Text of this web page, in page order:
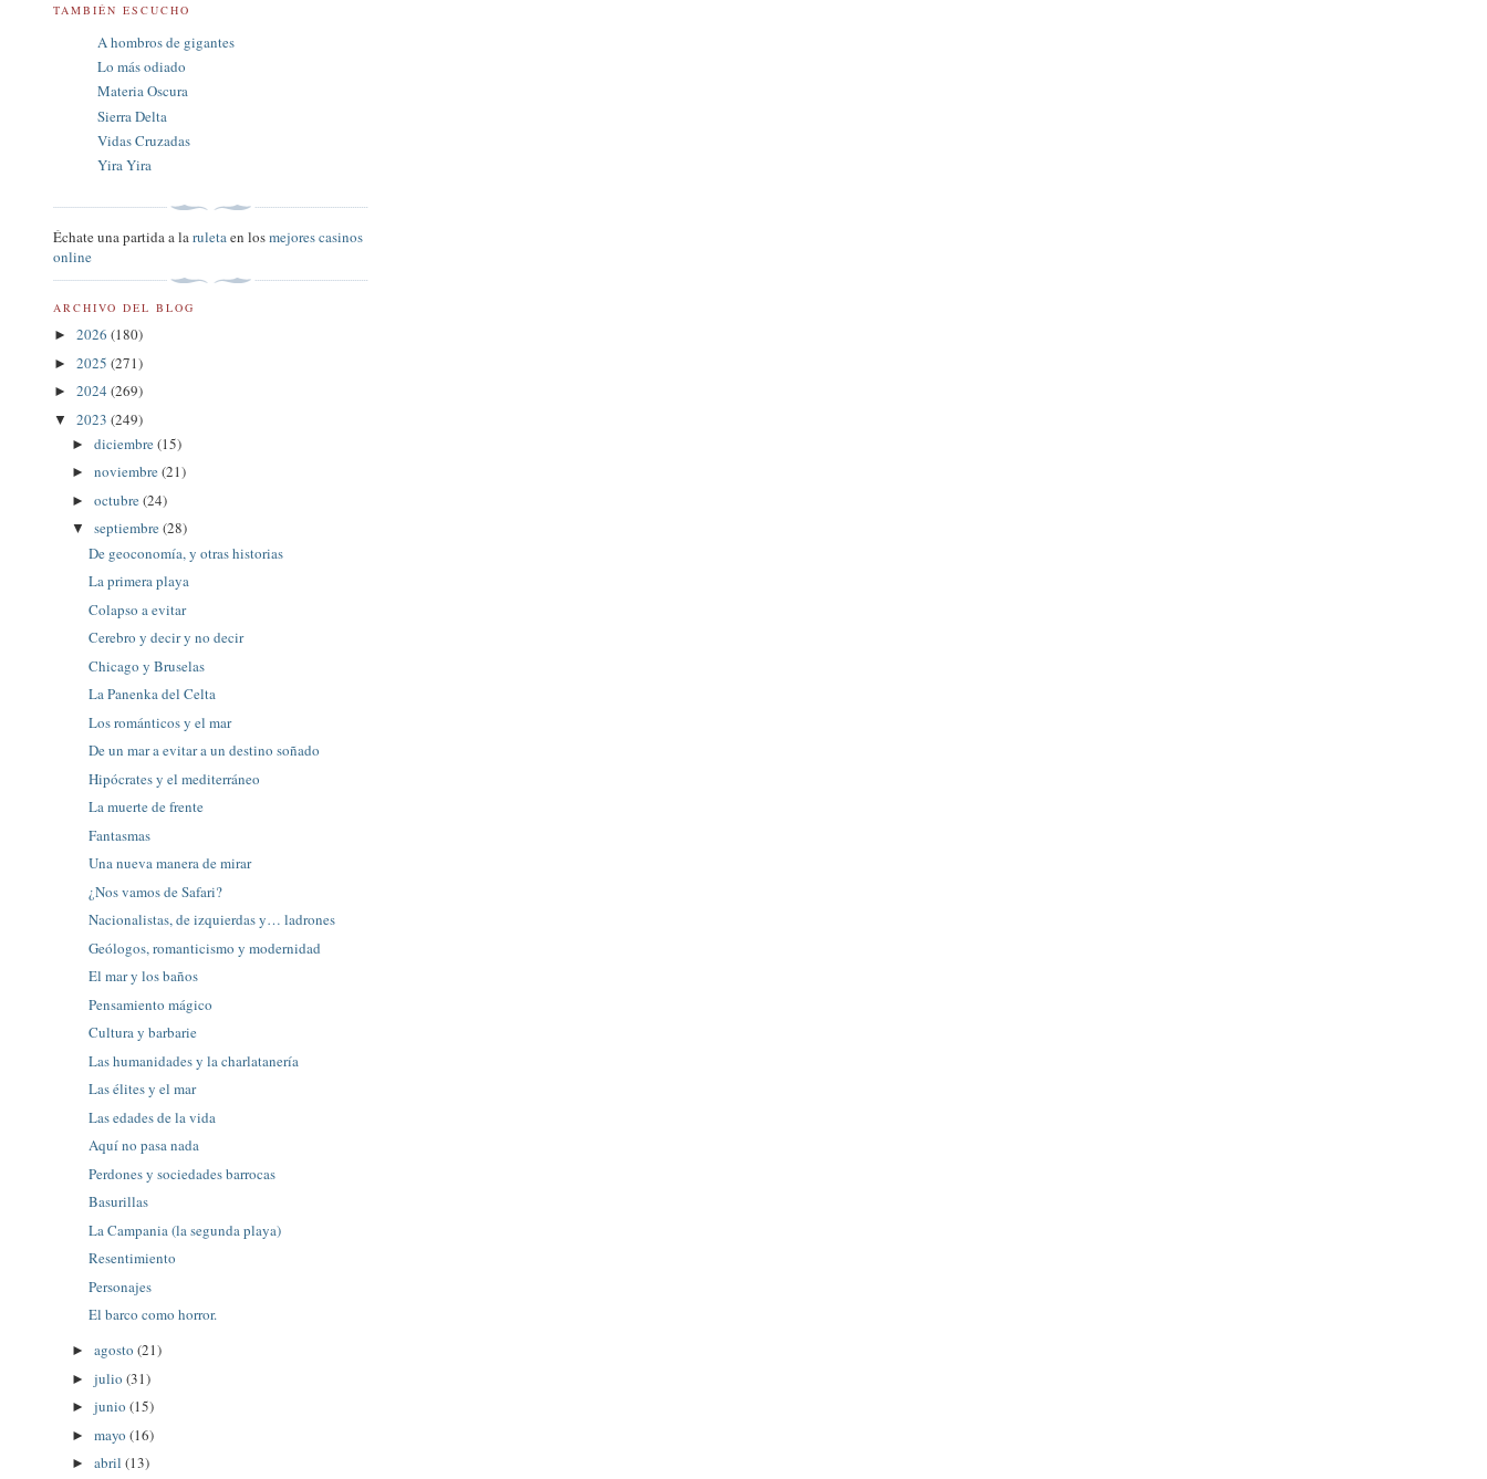
TAMBIÉN ESCUCHO
A hombros de gigantes
Lo más odiado
Materia Oscura
Sierra Delta
Vidas Cruzadas
Yira Yira
Échate una partida a laruletaen losmejores casinos
online
ARCHIVO DEL BLOG
► 2026 (180)
► 2025 (271)
► 2024 (269)
▼ 2023 (249)
► diciembre(15)
► noviembre(21)
► octubre(24)
▼ septiembre(28)
De geoconomía, y otras historias
La primera playa
Colapso a evitar
Cerebro y decir y no decir
Chicago y Bruselas
La Panenka del Celta
Los románticos y el mar
De un mar a evitar a un destino soñado
Hipócrates y el mediterráneo
La muerte de frente
Fantasmas
Una nueva manera de mirar
¿Nos vamos de Safari?
Nacionalistas, de izquierdas y… ladrones
Geólogos, romanticismo y modernidad
El mar y los baños
Pensamiento mágico
Cultura y barbarie
Las humanidades y la charlatanería
Las élites y el mar
Las edades de la vida
Aquí no pasa nada
Perdones y sociedades barrocas
Basurillas
La Campania (la segunda playa)
Resentimiento
Personajes
El barco como horror.
► agosto (21)
► julio (31)
► junio (15)
► mayo (16)
► abril (13)